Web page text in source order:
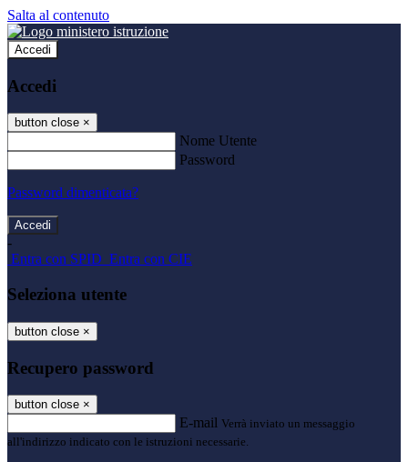
Salta al contenuto
Accedi
Accedi
button close ×
Nome Utente
Password
Password dimenticata?
-
Entra con SPID Entra con CIE
Seleziona utente
button close ×
Recupero password
button close ×
E-mail Verrà inviato un messaggio
all'indirizzo indicato con le istruzioni necessarie.